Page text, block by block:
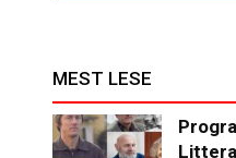
MEST LESE